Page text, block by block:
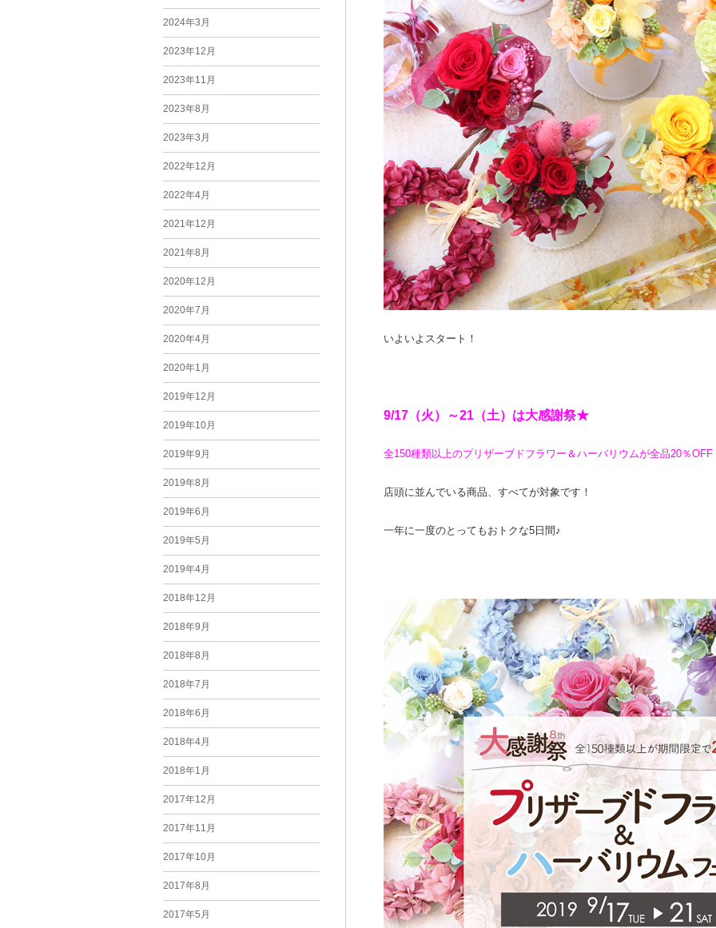
いよいよスタート！
9/17（火）～21（土）は大感謝祭★
全150種類以上のプリザーブドフラワー＆ハーバリウムが全品20％OFF
店頭に並んでいる商品、すべてが対象です！
一年に一度のとってもおトクな5日間♪
2024年3月
2023年12月
2023年11月
2023年8月
2023年3月
2022年12月
2022年4月
2021年12月
2021年8月
2020年12月
2020年7月
2020年4月
2020年1月
2019年12月
2019年10月
2019年9月
2019年8月
2019年6月
2019年5月
2019年4月
2018年12月
2018年9月
2018年8月
2018年7月
2018年6月
2018年4月
2018年1月
2017年12月
2017年11月
2017年10月
2017年8月
2017年5月